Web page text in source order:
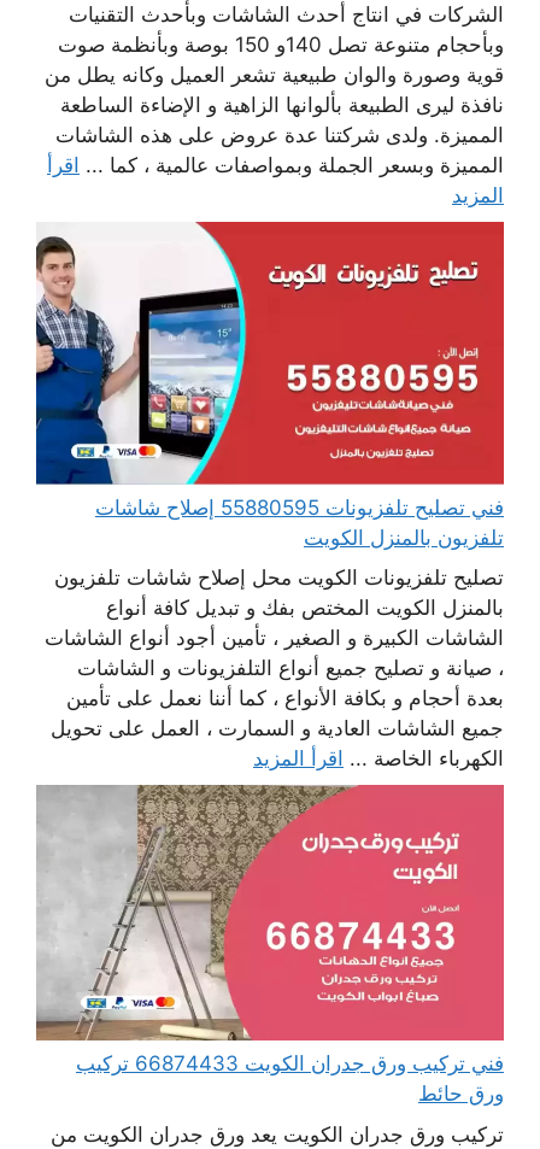
الشركات في انتاج أحدث الشاشات وبأحدث التقنيات
وبأحجام متنوعة تصل 140و 150 بوصة وبأنظمة صوت
قوية وصورة والوان طبيعية تشعر العميل وكانه يطل من
نافذة ليرى الطبيعة بألوانها الزاهية و الإضاءة الساطعة
المميزة. ولدى شركتنا عدة عروض على هذه الشاشات
المميزة وبسعر الجملة وبمواصفات عالمية ، كما ... اقرأ
المزيد
فني تصليح تلفزيونات 55880595 إصلاح شاشات
تلفزيون بالمنزل الكويت
تصليح تلفزيونات الكويت محل إصلاح شاشات تلفزيون
بالمنزل الكويت المختص بفك و تبديل كافة أنواع
الشاشات الكبيرة و الصغير ، تأمين أجود أنواع الشاشات
، صيانة و تصليح جميع أنواع التلفزيونات و الشاشات
بعدة أحجام و بكافة الأنواع ، كما أننا نعمل على تأمين
جميع الشاشات العادية و السمارت ، العمل على تحويل
الكهرباء الخاصة ... اقرأ المزيد
فني تركيب ورق جدران الكويت 66874433 تركيب
ورق حائط
تركيب ورق جدران الكويت يعد ورق جدران الكويت من